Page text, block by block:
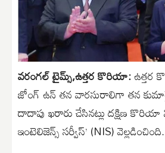
వరంగల్ టైమ్స్,​ఉత్తర కొరియా:
జోంగ్ ఉన్ తన వారసురాలిగా తన
దాదాపు ఖరారు చేసినట్లు దక్షిణ
ఇంటెలిజెన్స్ సర్వీస్’ (NIS) వెల్లడించింది.​